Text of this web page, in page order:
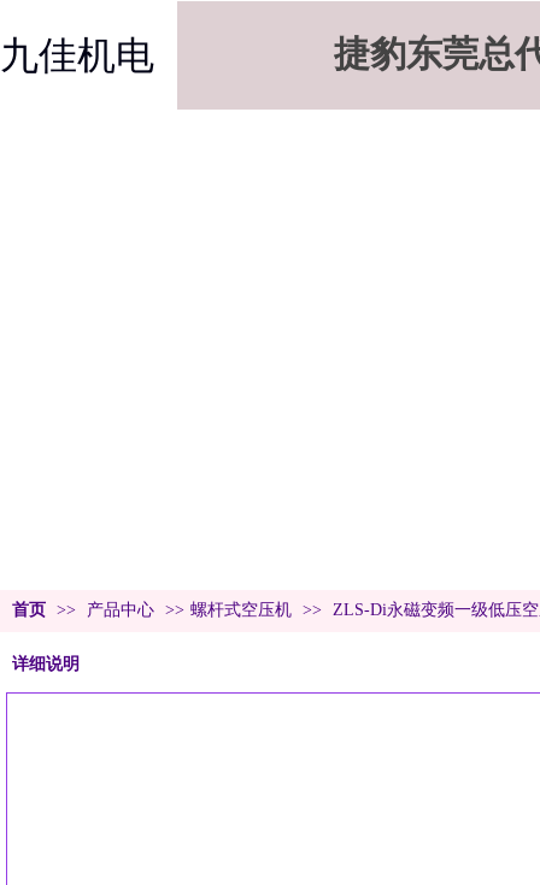
捷豹东莞总
九佳机电
首页 >> 产品中心 >> 螺杆式空压机 >> ZLS-Di永磁变频一级低压
详细说明